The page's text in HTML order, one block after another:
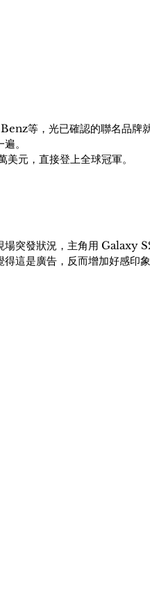
等，光已確認的聯名品牌
。
元，直接登上全球冠軍。
場突發狀況，主角用 Galaxy
這是廣告，反而增加好感印象